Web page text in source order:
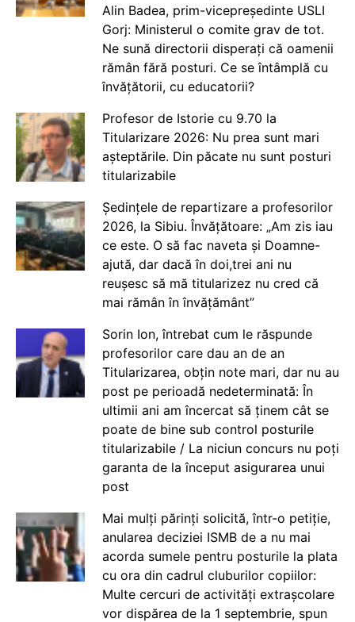
Alin Badea, prim-vicepreședinte USLI
Gorj: Ministerul o comite grav de tot.
Ne sună directorii disperați că oamenii
rămân fără posturi. Ce se întâmplă cu
învățătorii, cu educatorii?
Profesor de Istorie cu 9.70 la
Titularizare 2026: Nu prea sunt mari
așteptările. Din păcate nu sunt posturi
titularizabile
Ședințele de repartizare a profesorilor
2026, la Sibiu. Învățătoare: „Am zis iau
ce este. O să fac naveta și Doamne-
ajută, dar dacă în doi,trei ani nu
reușesc să mă titularizez nu cred că
mai rămân în învățământ”
Sorin Ion, întrebat cum le răspunde
profesorilor care dau an de an
Titularizarea, obțin note mari, dar nu au
post pe perioadă nedeterminată: În
ultimii ani am încercat să ținem cât se
poate de bine sub control posturile
titularizabile / La niciun concurs nu poți
garanta de la început asigurarea unui
post
Mai mulți părinți solicită, într-o petiție,
anularea deciziei ISMB de a nu mai
acorda sumele pentru posturile la plata
cu ora din cadrul cluburilor copiilor:
Multe cercuri de activități extrașcolare
vor dispărea de la 1 septembrie, spun